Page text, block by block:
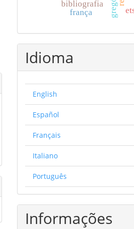
bibliografia
frança
Idioma
English
Español
Français
Italiano
Português
Informações